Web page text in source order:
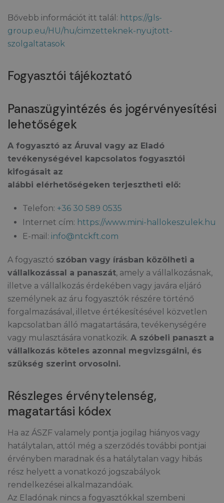
Bővebb információt itt talál: https://gls-
group.eu/HU/hu/cimzetteknek-nyujtott-
szolgaltatasok
Fogyasztói tájékoztató
Panaszügyintézés és jogérvényesítési
lehetőségek
A fogyasztó az Áruval vagy az Eladó
tevékenységével kapcsolatos fogyasztói
kifogásait az
alábbi elérhetőségeken terjesztheti elő:
Telefon: +36 30 589 0535
Internet cím: https://www.mini-hallokeszulek.hu
E-mail: info@ntckft.com
A fogyasztó szóban vagy írásban közölheti a
vállalkozással a panaszát, amely a vállalkozásnak,
illetve a vállalkozás érdekében vagy javára eljáró
személynek az áru fogyasztók részére történő
forgalmazásával, illetve értékesítésével közvetlen
kapcsolatban álló magatartására, tevékenységére
vagy mulasztására vonatkozik. A szóbeli panaszt a
vállalkozás köteles azonnal megvizsgálni, és
szükség szerint orvosolni.
Részleges érvénytelenség,
magatartási kódex
Ha az ÁSZF valamely pontja jogilag hiányos vagy
hatálytalan, attól még a szerződés további pontjai
érvényben maradnak és a hatálytalan vagy hibás
rész helyett a vonatkozó jogszabályok
rendelkezései alkalmazandóak.
Az Eladónak nincs a fogyasztókkal szembeni